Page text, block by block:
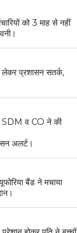
को 3 माह से नहीं
लेकर प्रशासन सतर्क,
SDM व CO ने की
अलर्ट।
बैंड ने मचाया